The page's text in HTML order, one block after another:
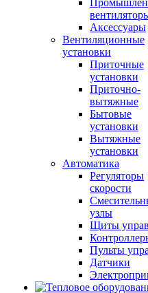
Аксессуары
Вентиляционные
установки
Приточные
установки
Приточно-
вытяжные
Бытовые
установки
Вытяжные
установки
Автоматика
Регуляторы
скорости
узлы
Щиты
Пульты
Датчики